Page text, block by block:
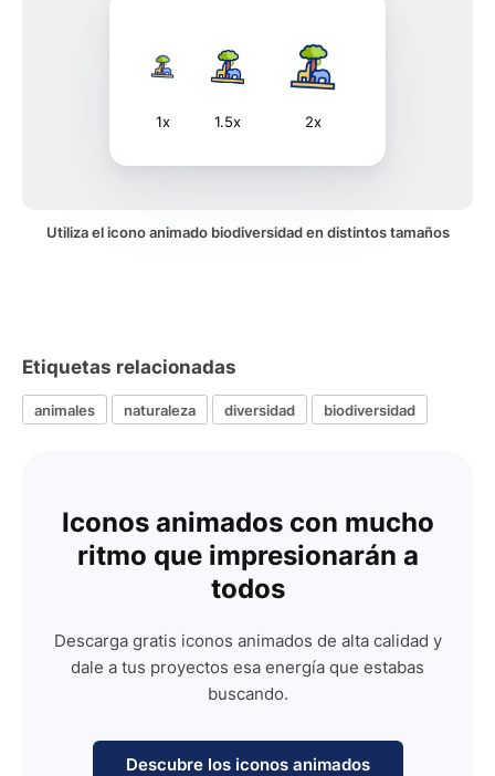
1x 1.5x 2x
Utiliza el icono animado biodiversidad en distintos tamaños
Etiquetas relacionadas
animales naturaleza diversidad biodiversidad
Iconos animados con mucho
ritmo que impresionarán a
todos
Descarga gratis iconos animados de alta calidad y
dale a tus proyectos esa energía que estabas
buscando.
Descubre los iconos animados